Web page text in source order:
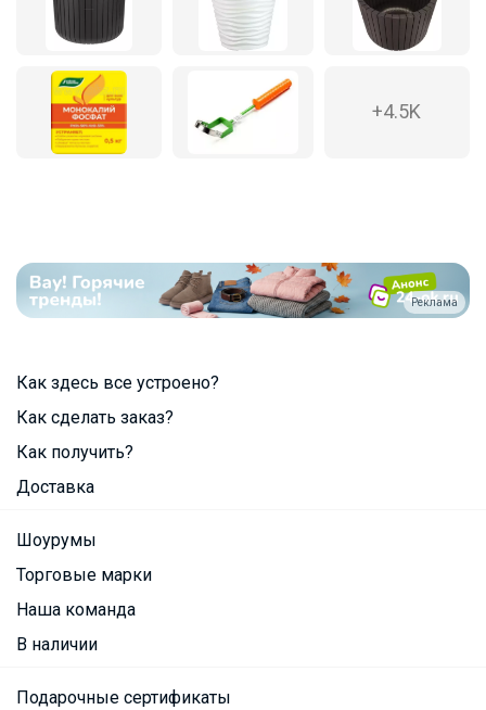
+4.5K
Реклама
Как здесь все устроено?
Как сделать заказ?
Как получить?
Доставка
Шоурумы
Торговые марки
Наша команда
В наличии
Подарочные сертификаты